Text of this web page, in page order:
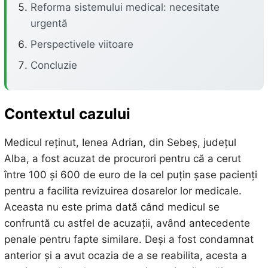
Reforma sistemului medical: necesitate
urgentă
Perspectivele viitoare
Concluzie
Contextul cazului
Medicul reținut, Ienea Adrian, din Sebeș, județul
Alba, a fost acuzat de procurori pentru că a cerut
între 100 și 600 de euro de la cel puțin șase pacienți
pentru a facilita revizuirea dosarelor lor medicale.
Aceasta nu este prima dată când medicul se
confruntă cu astfel de acuzații, având antecedente
penale pentru fapte similare. Deși a fost condamnat
anterior și a avut ocazia de a se reabilita, acesta a